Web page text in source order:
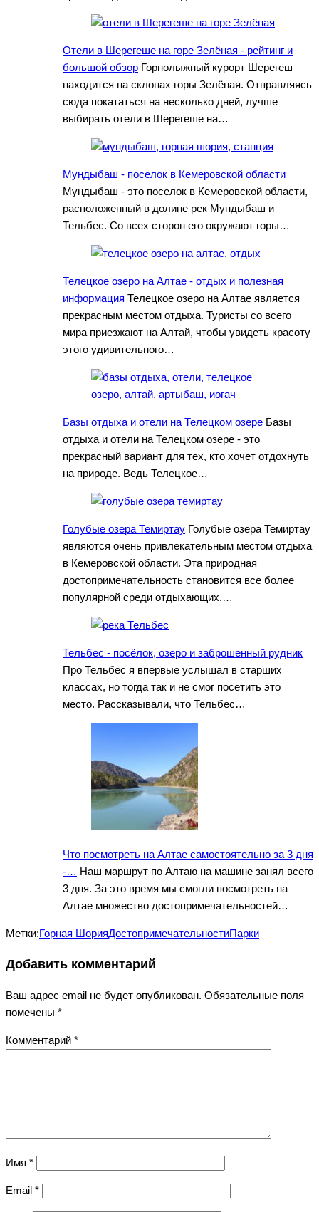
Отели в Шерегеше на горе Зелёная - рейтинг и
большой обзор Горнолыжный курорт Шерегеш
находится на склонах горы Зелёная. Отправляясь
сюда покататься на несколько дней, лучше
выбирать отели в Шерегеше на…
Мундыбаш - поселок в Кемеровской области
Мундыбаш - это поселок в Кемеровской области,
расположенный в долине рек Мундыбаш и
Тельбес. Со всех сторон его окружают горы…
Телецкое озеро на Алтае - отдых и полезная
информация Телецкое озеро на Алтае является
прекрасным местом отдыха. Туристы со всего
мира приезжают на Алтай, чтобы увидеть красоту
этого удивительного…
Базы отдыха и отели на Телецком озере Базы
отдыха и отели на Телецком озере - это
прекрасный вариант для тех, кто хочет отдохнуть
на природе. Ведь Телецкое…
Голубые озера Темиртау Голубые озера Темиртау
являются очень привлекательным местом отдыха
в Кемеровской области. Эта природная
достопримечательность становится все более
популярной среди отдыхающих.…
Тельбес - посёлок, озеро и заброшенный рудник
Про Тельбес я впервые услышал в старших
классах, но тогда так и не смог посетить это
место. Рассказывали, что Тельбес…
Что посмотреть на Алтае самостоятельно за 3 дня
-… Наш маршрут по Алтаю на машине занял всего
3 дня. За это время мы смогли посмотреть на
Алтае множество достопримечательностей…
Метки:Горная ШорияДостопримечательностиПарки
Добавить комментарий
Ваш адрес email не будет опубликован. Обязательные поля
помечены *
Комментарий *
Имя *
Email *